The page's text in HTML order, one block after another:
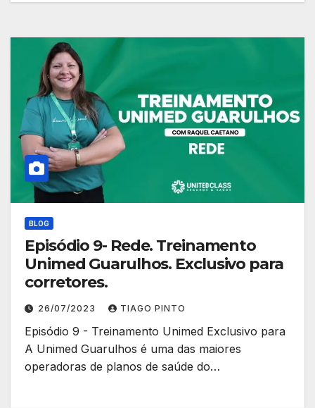
BLOG
Episódio 9- Rede. Treinamento
Unimed Guarulhos. Exclusivo para
corretores.
26/07/2023 TIAGO PINTO
Episódio 9 - Treinamento Unimed Exclusivo para
A Unimed Guarulhos é uma das maiores
operadoras de planos de saúde do…